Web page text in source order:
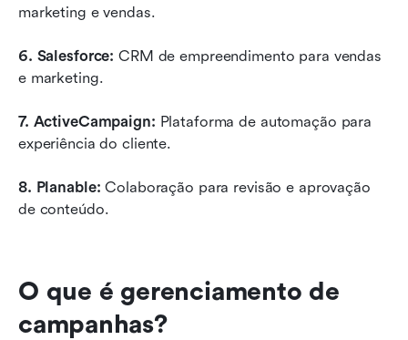
marketing e vendas.
6. Salesforce: CRM de empreendimento para vendas
e marketing.
7. ActiveCampaign: Plataforma de automação para
experiência do cliente.
8. Planable: Colaboração para revisão e aprovação
de conteúdo.
O que é gerenciamento de
campanhas?